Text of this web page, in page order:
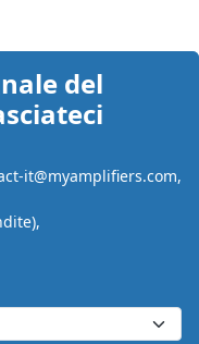
del
it@myamplifiers.com,
,